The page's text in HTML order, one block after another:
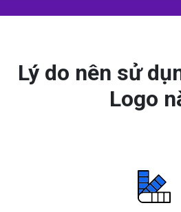
Lý do nên sử
Logo